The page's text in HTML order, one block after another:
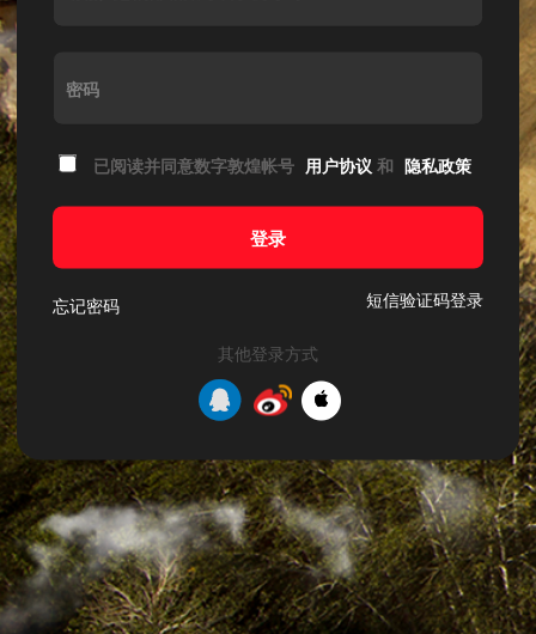
密码
已阅读并同意数字敦煌帐号 用户协议 和 隐私政策
登录
忘记密码 短信验证码登录
其他登录方式